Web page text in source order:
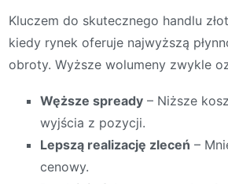
Kluczem do skutecznego handlu
kiedy rynek oferuje najwyższą
obroty. Wyższe wolumeny zwykle
Węższe spready – Niższe
wyjścia z pozycji.
Lepszą realizację zleceń –
cenowy.